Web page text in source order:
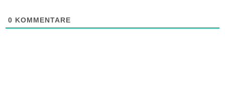
0 KOMMENTARE